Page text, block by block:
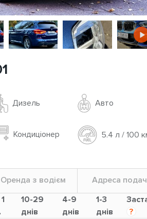
Дизель Авто
Кондиціонер 5.4 л / 100
Оренда з водієм Адреса
10-29
днів
4-9
днів
1-3
днів
?